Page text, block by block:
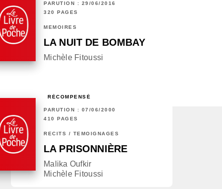
PARUTION : 29/06/2016
320 PAGES
MÉMOIRES
LA NUIT DE BOMBAY
Michèle Fitoussi
RÉCOMPENSÉ
PARUTION : 07/06/2000
410 PAGES
RÉCITS / TÉMOIGNAGES
LA PRISONNIÈRE
Malika Oufkir
Michèle Fitoussi